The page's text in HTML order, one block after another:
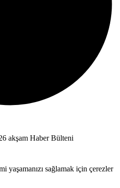
akşam Haber Bülteni
yaşamanızı sağlamak için çerezler